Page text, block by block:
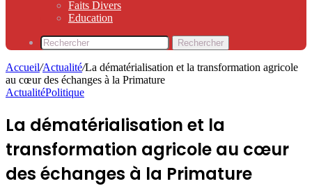
Faits Divers
Education
Rechercher
Accueil/Actualité/La dématérialisation et la transformation agricole
au cœur des échanges à la Primature
ActualitéPolitique
La dématérialisation et la
transformation agricole au cœur
des échanges à la Primature